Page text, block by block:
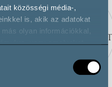
közösségi média-,
is, akik az adatokat
olyan információkkal,
vagy amelyeket